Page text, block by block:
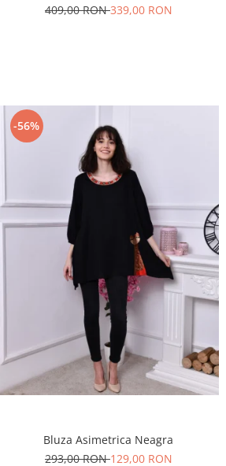
409,00 RON339,00 RON
-56%
Bluza Asimetrica Neagra
293,00 RON129,00 RON